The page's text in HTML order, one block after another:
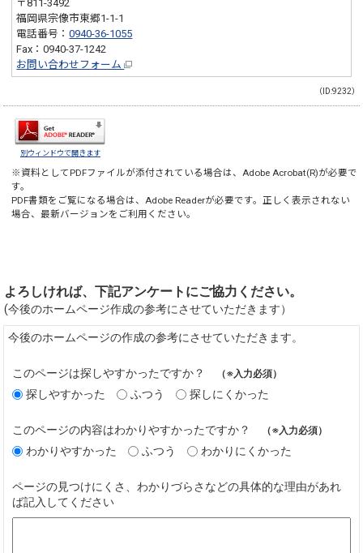
〒811-3492
福岡県宗像市東郷1-1-1
電話番号：0940-36-1055
Fax：0940-37-1242
お問い合わせフォーム
（ID:9232）
別ウィンドウで開きます
※資料としてPDFファイルが添付されている場合は、Adobe Acrobat(R)が必要で
す。
PDF書類をご覧になる場合は、Adobe Readerが必要です。正しく表示されない
場合、最新バージョンをご利用ください。